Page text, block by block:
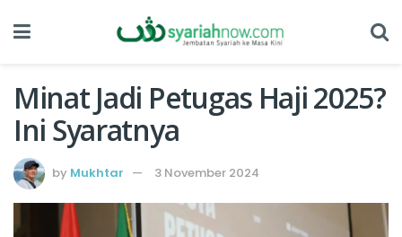
Minat Jadi Petugas Haji 2025?
Ini Syaratnya
by Mukhtar 3 November 2024